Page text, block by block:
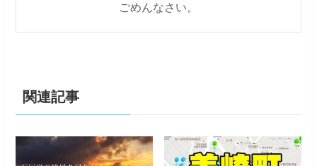
ごめんなさい。
関連記事